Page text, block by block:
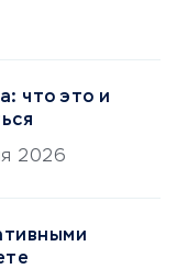
что это и
2026